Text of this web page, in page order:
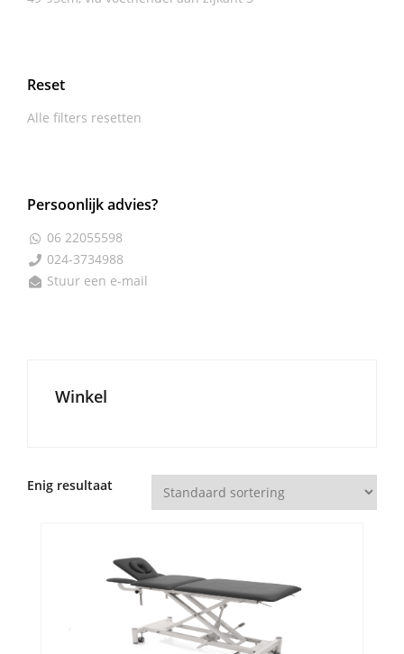
Reset
Alle filters resetten
Persoonlijk advies?
 06 22055598
 024-3734988
 Stuur een e-mail
Winkel
Enig resultaat